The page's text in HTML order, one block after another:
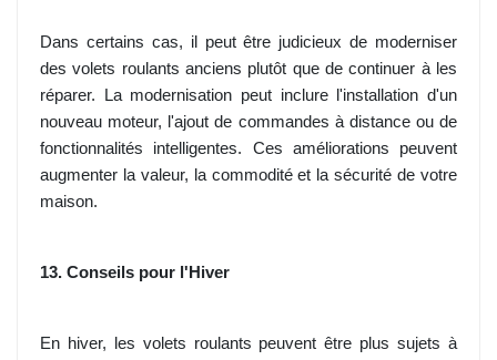
Dans certains cas, il peut être judicieux de moderniser
des volets roulants anciens plutôt que de continuer à les
réparer. La modernisation peut inclure l'installation d'un
nouveau moteur, l'ajout de commandes à distance ou de
fonctionnalités intelligentes. Ces améliorations peuvent
augmenter la valeur, la commodité et la sécurité de votre
maison.
13. Conseils pour l'Hiver
En hiver, les volets roulants peuvent être plus sujets à